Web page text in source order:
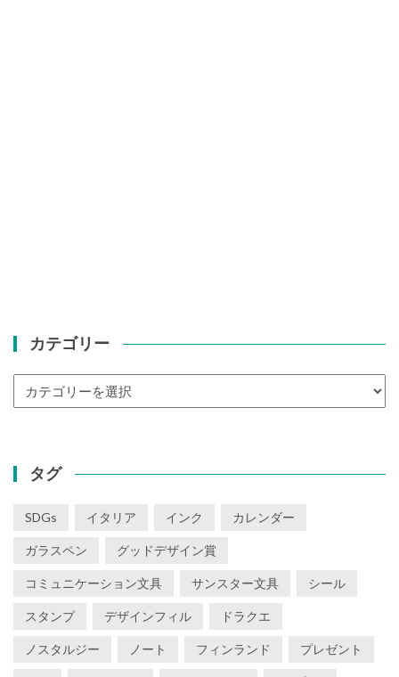
カテゴリー
タグ
SDGs イタリア インク カレンダー
ガラスペン グッドデザイン賞
コミュニケーション文具 サンスター文具 シール
スタンプ デザインフィル ドラクエ
ノスタルジー ノート フィンランド プレゼント